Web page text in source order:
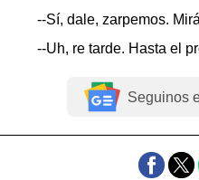
--Sí, dale, zarpemos.
--Uh, re tarde. Hasta el
Seguinos